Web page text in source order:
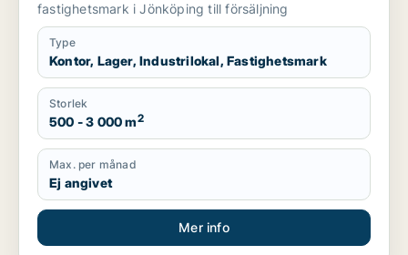
fastighetsmark i Jönköping till försäljning
Type
Kontor, Lager, Industrilokal, Fastighetsmark
Storlek
500 - 3 000 m2
Max. per månad
Ej angivet
Mer info